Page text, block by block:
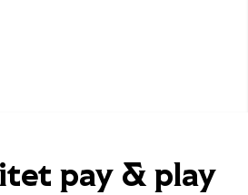
pay & play